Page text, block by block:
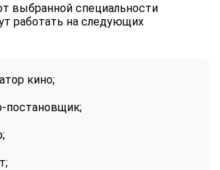
выбранной специальности
работать на следующих
кино;
постановщик;